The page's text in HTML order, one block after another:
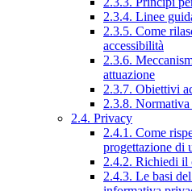
2.3.4. Linee
2.3.5. Come
accessibilità
2.3.6.
attuazione
2.3.7. Obiettivi
2.3.8.
2.4. Privacy
2.4.1. Come
progettazione di
2.4.2. Richiedi il
2.4.3. Le basi